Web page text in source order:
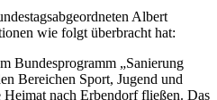
Albert
wie folgt überbracht hat:
Bundesprogramm „Sanierung
Bereichen Sport, Jugend und
nach Erbendorf fließen. Das